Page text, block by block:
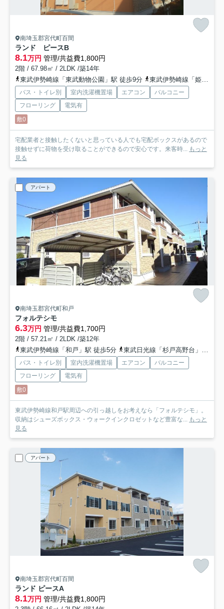
南埼玉郡宮代町百間
ランド ピースB
8.1万円 管理/共益費1,800円
2階 / 67.98㎡ / 2LDK /築14年
東武伊勢崎線「東武動物公園」駅 徒歩9分
東武伊勢崎線「姫宮」駅 バス14分 埼玉県宮代町「宮代２丁目」 停歩7分
バス・トイレ別 室内洗濯機置場 エアコン
バルコニー
フローリング
電気有
敷0
宅配業者と接触したくないと思っている人でも宅配ボックスがあるので
接触せずに荷物を受け取ることができるので安心です。来客時...
もっと
見る
アパート
南埼玉郡宮代町和戸
フォルテシモ
6.3万円 管理/共益費1,700円
2階 / 57.21㎡ / 2LDK /築12年
東武伊勢崎線「和戸」駅 徒歩5分
東武日光線「杉戸高野台」駅 徒歩29分
バス・トイレ別 室内洗濯機置場 エアコン
バルコニー
フローリング
電気有
敷0
東武伊勢崎線和戸駅周辺への引っ越しをお考えなら「フォルテシモ」。
収納はシューズボックス・ウォークインクロゼットなど豊富な...
もっと
見る
アパート
南埼玉郡宮代町百間
ランド ピースA
8.1万円 管理/共益費1,800円